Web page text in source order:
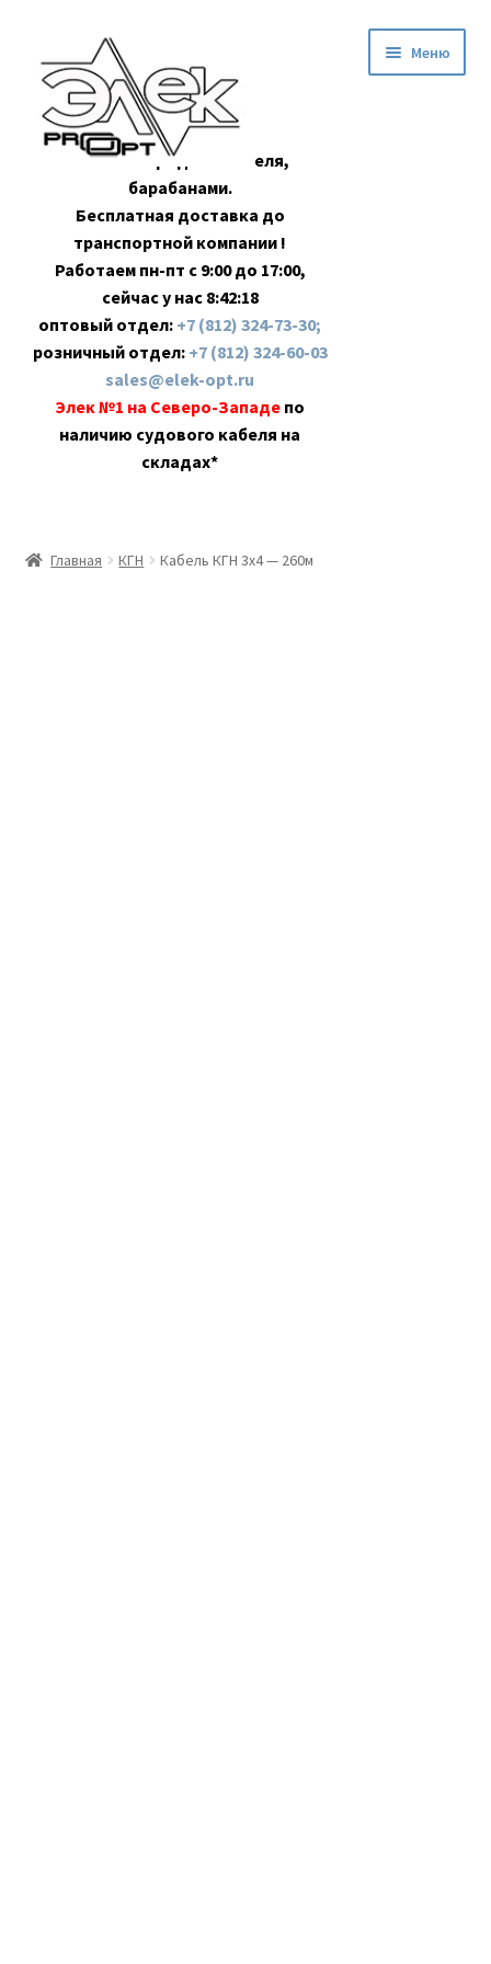
навигации
содержимому
Оптовая продажа кабеля,
барабанами.
Бесплатная доставка до
транспортной компании !
Работаем пн-пт с 9:00 до 17:00,
сейчас у нас 8:42:19
оптовый отдел: +7 (812) 324-73-30;
розничный отдел: +7 (812) 324-60-03
sales@elek-opt.ru
Элек №1 на Северо-Западе по
наличию судового кабеля на
складах*
Меню
Главная КГН Кабель КГН 3х4 — 260м